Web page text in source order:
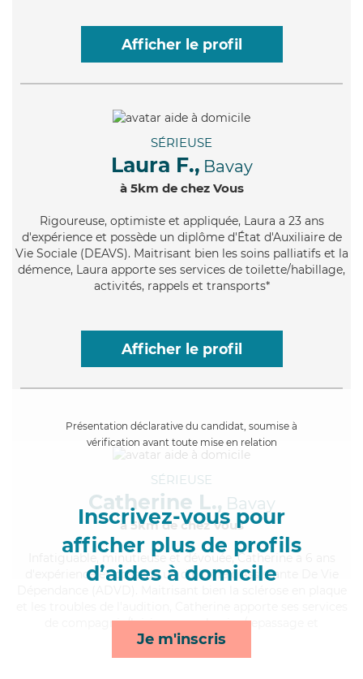
Afficher le profil
SÉRIEUSE
Laura F., Bavay
à 5km de chez Vous
Rigoureuse, optimiste et appliquée, Laura a 23 ans
d'expérience et possède un diplôme d'État d'Auxiliaire de
Vie Sociale (DEAVS). Maitrisant bien les soins palliatifs et la
démence, Laura apporte ses services de toilette/habillage,
activités, rappels et transports*
Afficher le profil
Présentation déclarative du candidat, soumise à
vérification avant toute mise en relation
Inscrivez-vous pour
afficher plus de profils
d’aides à domicile
Je m'inscris
SÉRIEUSE
Catherine L., Bavay
à 5km de chez Vous
, minutieuse et dévouée, Catherine a 6 ans
d'expérience et possède un diplôme d'Assistante De Vie
de compagnie/loisirs, repas, lessive/repassage et
toilette/habillage*